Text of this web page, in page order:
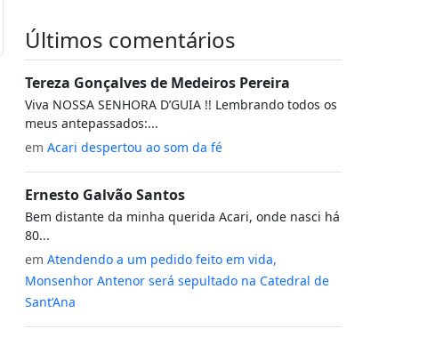
Últimos comentários
Tereza Gonçalves de Medeiros Pereira
Viva NOSSA SENHORA D’GUIA !! Lembrando todos os
meus antepassados:...
em Acari despertou ao som da fé
Ernesto Galvão Santos
Bem distante da minha querida Acari, onde nasci há
80...
em Atendendo a um pedido feito em vida,
Monsenhor Antenor será sepultado na Catedral de
Sant’Ana